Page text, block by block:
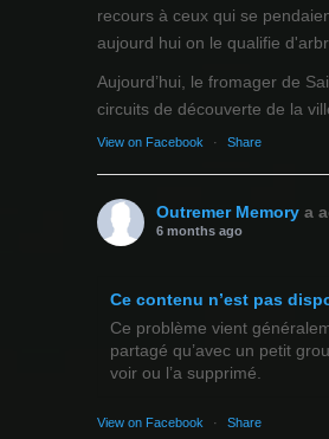
recours à ceux qui se
aujourd hui on le qualifie
Aujourd’hui, le fromager de
circuits de découverte de la
View on Facebook · Share
Outremer Memory a
6 months ago
Ce contenu n’est pas
Ce problème vient
partagé qu’avec un petit
voir ou l’a supprimé.
View on Facebook · Share